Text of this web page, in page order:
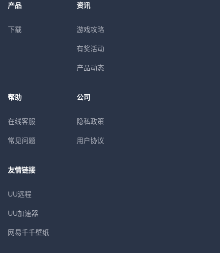
产品
下载
资讯
游戏攻略
有奖活动
产品动态
帮助
在线客服
常见问题
公司
隐私政策
用户协议
友情链接
UU远程
UU加速器
网易千千壁纸